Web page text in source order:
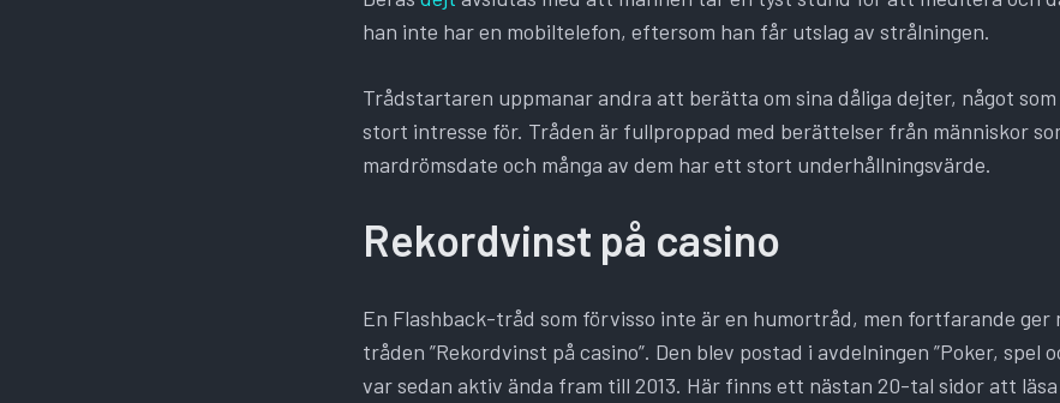
han inte har en mobiltelefon, eftersom han får utslag av strålningen.
Trådstartaren uppmanar andra att berätta om sina dåliga dejter, något
stort intresse för. Tråden är fullproppad med berättelser från människor
mardrömsdate och många av dem har ett stort underhållningsvärde.
Rekordvinst på casino
En Flashback-tråd som förvisso inte är en humortråd, men fortfarande ger
tråden ”Rekordvinst på casino”. Den blev postad i avdelningen ”Poker, spel
var sedan aktiv ända fram till 2013. Här finns ett nästan 20-tal sidor att